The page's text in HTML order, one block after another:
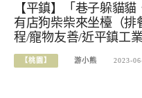
【平鎮】「巷子躲貓
有店狗柴柴來坐檯（排
程/寵物友善/近平鎮工業
【桃園】 游小熊 2023-